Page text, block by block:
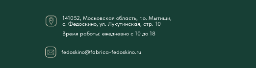
141052, Московская область, г.о. Мытищи,
с. Федоскино, ул. Лукутинская, стр. 10
Время работы: ежедневно с 10 до 18
fedoskino@fabrica-fedoskino.ru